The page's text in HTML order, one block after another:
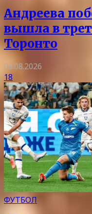
Андреева
вышла в
Торонто
06.08.2026
18
ФУТБОЛ